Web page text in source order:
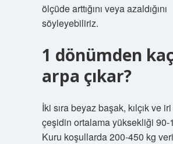
ölçüde arttığını veya azaldığını
söyleyebiliriz.
1 dönümden
arpa çıkar?
İki sıra beyaz başak, kılçık ve
çeşidin ortalama yüksekliği 90-
Kuru koşullarda 200-450 kg